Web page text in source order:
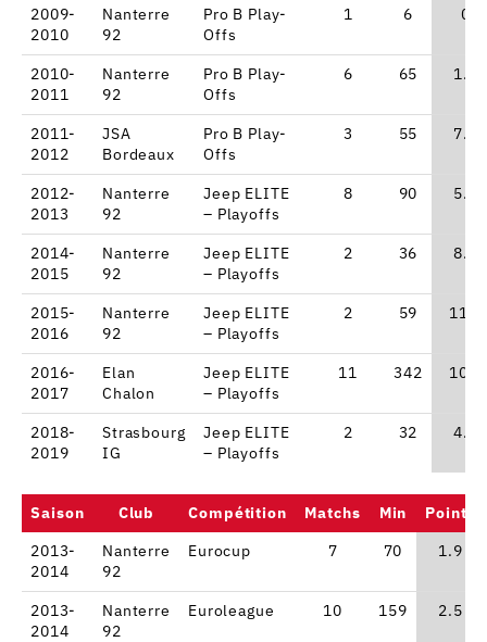
2009-
2010
Nanterre
92
Pro B Play-
Offs
1 6 0
2010-
2011
Nanterre
92
Pro B Play-
Offs
6 65 1.8
2011-
2012
JSA
Bordeaux
Pro B Play-
Offs
3 55 7.3
2012-
2013
Nanterre
92
Jeep ELITE
– Playoffs
8 90 5.8
2014-
2015
Nanterre
92
Jeep ELITE
– Playoffs
2 36 8.5
2015-
2016
Nanterre
92
Jeep ELITE
– Playoffs
2 59 11.5
2016-
2017
Elan
Chalon
Jeep ELITE
– Playoffs
11 342 10.9
2018-
2019
Strasbourg
IG
Jeep ELITE
– Playoffs
2 32 4.5
Saison Club Compétition Matchs Min
Points
2013-
2014
Nanterre
92
Eurocup 7 70 1.9
2013-
2014
Nanterre
92
Euroleague 10 159 2.5